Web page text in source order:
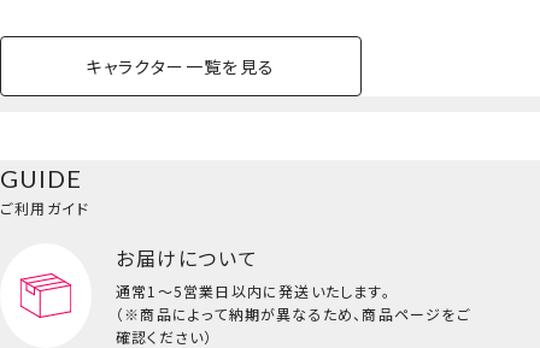
キャラクター一覧を見る
イクアップ
ビューティーコスメ一覧を見る
バッグ・タオル・
小物
キッズ一覧を見る
GUIDE
ご利用ガイド
お届けについて
通常1～5営業日以内に発送いたします。
（※商品によって納期が異なるため、商品ページをご
確認ください）